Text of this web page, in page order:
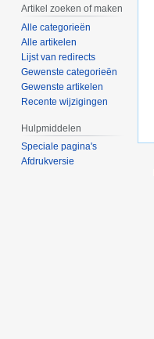
Artikel zoeken of maken
Alle categorieën
Alle artikelen
Lijst van redirects
Gewenste categorieën
Gewenste artikelen
Recente wijzigingen
Hulpmiddelen
Speciale pagina's
Afdrukversie